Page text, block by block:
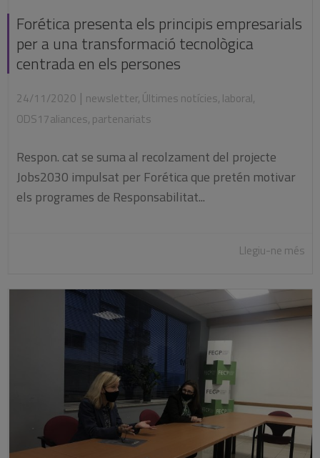
Forética presenta els principis empresarials
per a una transformació tecnològica
centrada en els persones
24/11/2020 | newsletter, Últimes notícies, laboral,
ODS17aliances, partenariats
Respon. cat se suma al recolzament del projecte
Jobs2030 impulsat per Forética que pretén motivar
els programes de Responsabilitat...
Llegiu-ne més